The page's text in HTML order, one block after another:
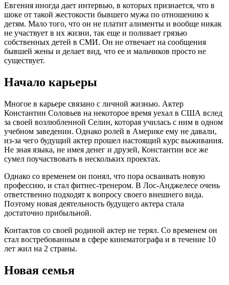
Евгения иногда дает интервью, в которых признается, что в
шоке от такой жестокости бывшего мужа по отношению к
детям. Мало того, что он не платит алименты и вообще никак
не участвует в их жизни, так еще и поливает грязью
собственных детей в СМИ. Он не отвечает на сообщения
бывшей жены и делает вид, что ее и мальчиков просто не
существует.
Начало карьеры
Многое в карьере связано с личной жизнью. Актер
Константин Соловьев на некоторое время уехал в США вслед
за своей возлюбленной Селин, которая училась с ним в одном
учебном заведении. Однако ролей в Америке ему не давали,
из-за чего будущий актер прошел настоящий курс выживания.
Не зная языка, не имея денег и друзей, Константин все же
сумел поучаствовать в нескольких проектах.
Однако со временем он понял, что пора осваивать новую
профессию, и стал фитнес-тренером. В Лос-Анджелесе очень
ответственно подходят к вопросу своего внешнего вида.
Поэтому новая деятельность будущего актера стала
достаточно прибыльной.
Контактов со своей родиной актер не терял. Со временем он
стал востребованным в сфере кинематографа и в течение 10
лет жил на 2 страны.
Новая семья